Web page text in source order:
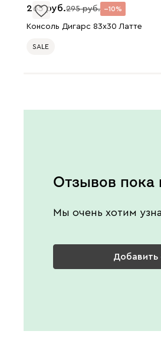
265 295 10
Консоль Дигарс 83x30 Латте
SALE
Отзывов пока
Мы очень хотим
Добавить